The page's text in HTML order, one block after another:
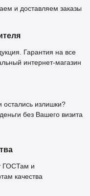
и доставляем заказы
Гарантия на все
интернет-магазин
излишки?
без Вашего визита
ГОСТам и
качества